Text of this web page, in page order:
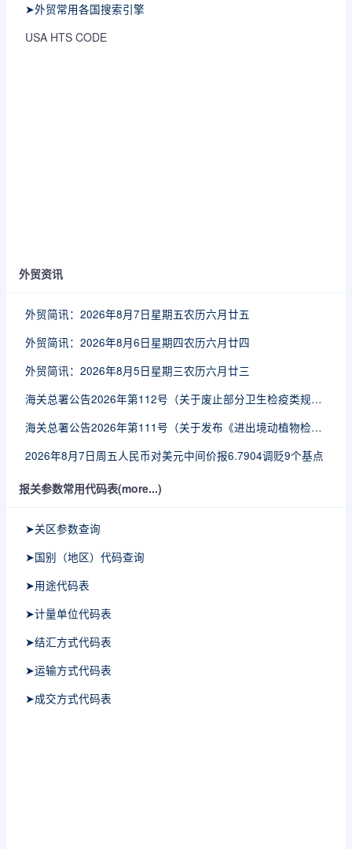
➤外贸常用各国搜索引擎
USA HTS CODE
外贸资讯
外贸简讯：2026年8月7日星期五农历六月廿五
外贸简讯：2026年8月6日星期四农历六月廿四
外贸简讯：2026年8月5日星期三农历六月廿三
海关总署公告2026年第112号（关于废止部分卫生检疫类规范性文件的公告）
海关总署公告2026年第111号（关于发布《进出境动植物检疫处理监督管理工作规定》《进出境卫生处理监督管理工作规定》的公告）
2026年8月7日周五人民币对美元中间价报6.7904调贬9个基点
报关参数常用代码表(more...)
➤关区参数查询
➤国别（地区）代码查询
➤用途代码表
➤计量单位代码表
➤结汇方式代码表
➤运输方式代码表
➤成交方式代码表